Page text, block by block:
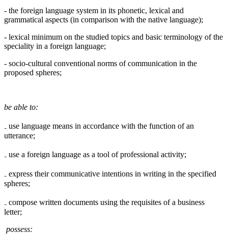
- the foreign language system in its phonetic, lexical and
grammatical aspects (in comparison with the native language);
- lexical minimum on the studied topics and basic terminology of the
speciality in a foreign language;
- socio-cultural conventional norms of communication in the
proposed spheres;
be able to:
₋ use language means in accordance with the function of an
utterance;
₋ use a foreign language as a tool of professional activity;
₋ express their communicative intentions in writing in the specified
spheres;
₋ compose written documents using the requisites of a business
letter;
possess: